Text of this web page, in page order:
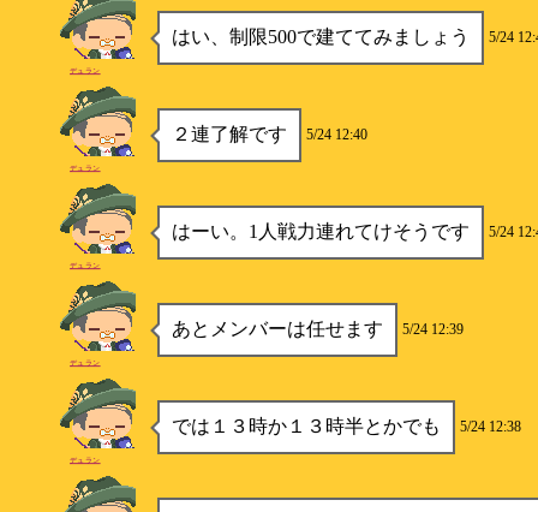
はい、制限500で建ててみましょう 5/24
デュラン
２連了解です 5/24 12:40
デュラン
はーい。1人戦力連れてけそうです 5/24
デュラン
あとメンバーは任せます 5/24 12:39
デュラン
では１３時か１３時半とかでも 5/24 12:38
デュラン